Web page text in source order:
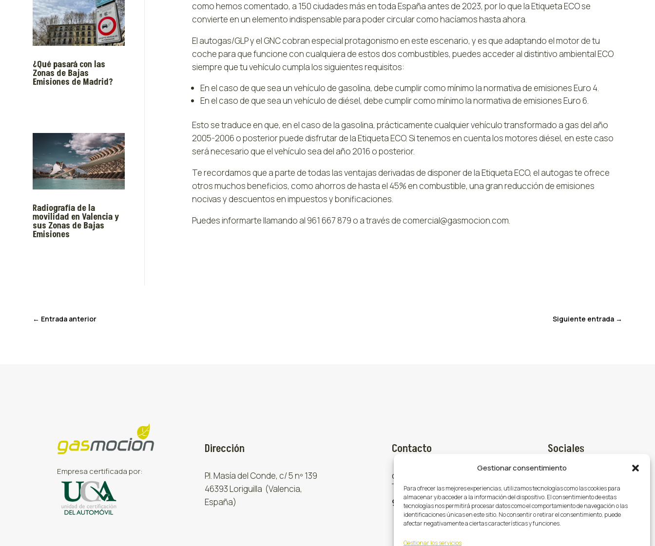
Gestionar consentimiento
Para ofrecer las mejores experiencias, utilizamos tecnologías como las cookies para
almacenar y/o acceder a la información del dispositivo. El consentimiento de estas
tecnologías nos permitirá procesar datos como el comportamiento de navegación o las
identificaciones únicas en este sitio. No consentir o retirar el consentimiento, puede
afectar negativamente a ciertas características y funciones.
Gestionar los servicios
¿Qué pasará con las
Zonas de Bajas
Emisiones de Madrid?
Radiografía de la
movilidad en Valencia y
sus Zonas de Bajas
Emisiones
como hemos comentado, a 150 ciudades más en toda España antes de 2023, por lo que la Etiqueta ECO se
convierte en un elemento indispensable para poder circular como hacíamos hasta ahora.
El autogas/GLP y el GNC cobran especial protagonismo en este escenario, y es que adaptando el motor de tu
coche para que funcione con cualquiera de estos dos combustibles, puedes acceder al distintivo ambiental ECO
siempre que tu vehículo cumpla los siguientes requisitos:
En el caso de que sea un vehículo de gasolina, debe cumplir como mínimo la normativa de emisiones Euro 4.
En el caso de que sea un vehículo de diésel, debe cumplir como mínimo la normativa de emisiones Euro 6.
Esto se traduce en que, en el caso de la gasolina, prácticamente cualquier vehículo transformado a gas del año
2005-2006 o posterior puede disfrutar de la Etiqueta ECO. Si tenemos en cuenta los motores diésel, en este caso
será necesario que el vehículo sea del año 2016 o posterior.
Te recordamos que a parte de todas las ventajas derivadas de disponer de la Etiqueta ECO, el autogas te ofrece
otros muchos beneficios, como ahorros de hasta el 45% en combustible, una gran reducción de emisiones
nocivas y descuentos en impuestos y bonificaciones.
Puedes informarte llamando al 961 667 879 o a través de comercial@gasmocion.com.
← Entrada anterior Siguiente entrada→
Empresa certificada por:
Dirección
P.I. Masía del Conde, c/ 5 nº 139
46393 Loriguilla (Valencia,
España)
Contacto
comercial@gasmocion.com
961 667 879
Sociales
 Facebook
 X (Twitter)
 Instagram